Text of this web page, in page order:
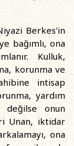
Berkes'in
bağımlı, ona
Kulluk,
korunma ve
intisap
yardım
onun
Unan, iktidar
ona